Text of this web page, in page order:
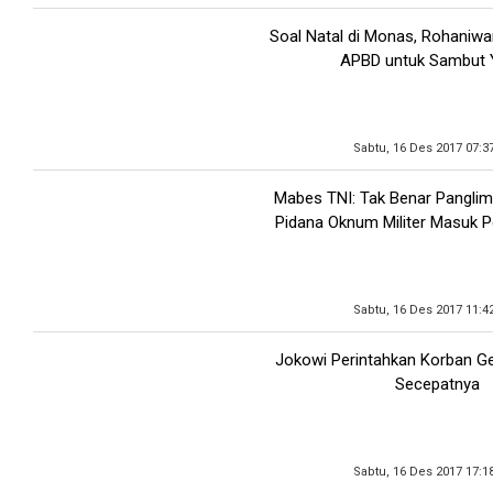
Soal Natal di Monas,
APBD untuk Sambut
Sabtu, 16 Des 2017
Mabes TNI: Tak Benar
Pidana Oknum Militer Masuk
Sabtu, 16 Des 2017
Jokowi Perintahkan Korban
Secepatnya
Sabtu, 16 Des 2017